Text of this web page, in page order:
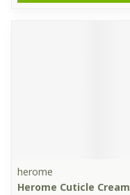
herome
Herome Cuticle Cream